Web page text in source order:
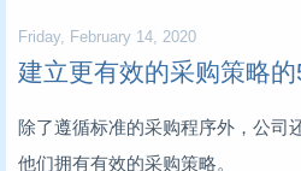
Friday, February 14, 2020
建立更有效的采购策略
除了遵循标准的采购程序外，公司
他们拥有有效的采购策略。